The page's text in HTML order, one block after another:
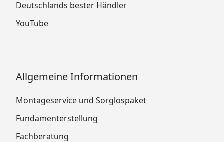
Deutschlands bester Händler
YouTube
Allgemeine Informationen
Montageservice und Sorglospaket
Fundamenterstellung
Fachberatung